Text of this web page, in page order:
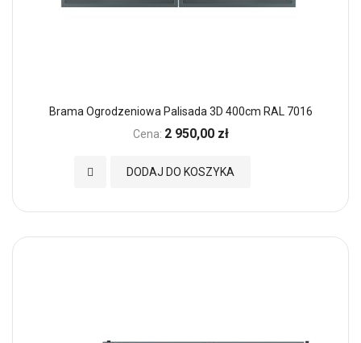
Brama Ogrodzeniowa Palisada 3D 400cm RAL 7016
Cena: 2 950,00 zł
DODAJ DO KOSZYKA
Dodaj do Ulubionych